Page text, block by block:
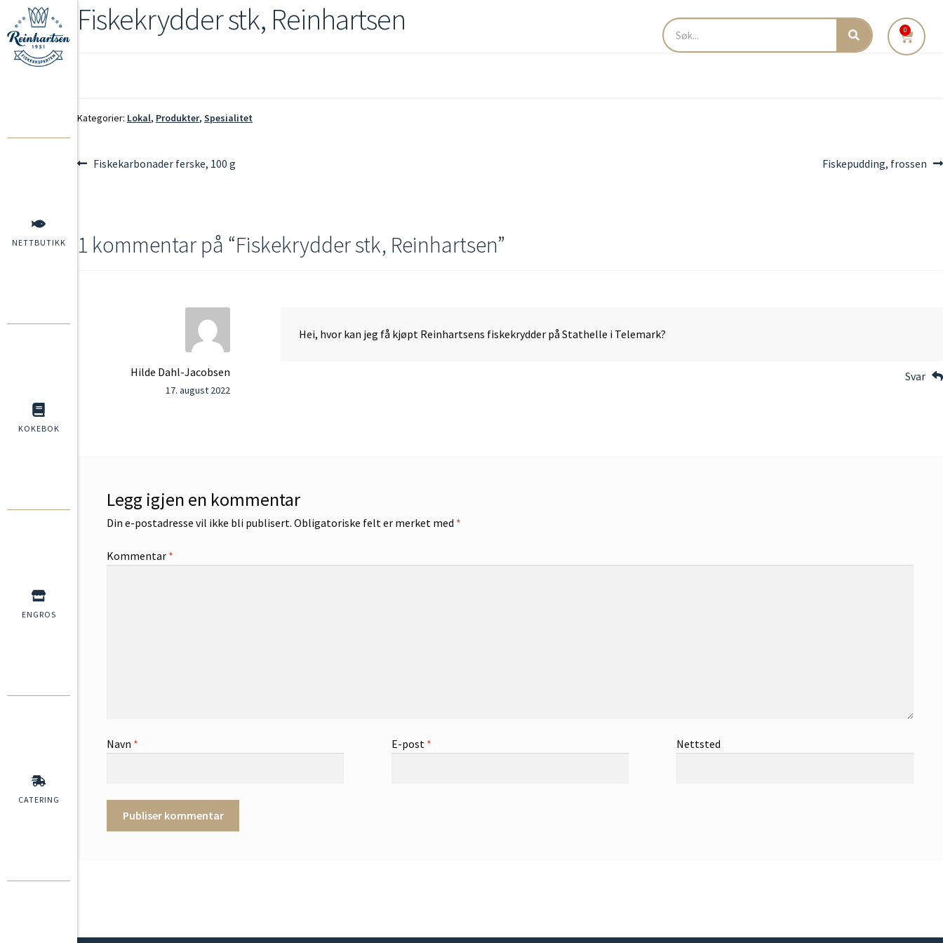
NETTBUTIKK
KOKEBOK
ENGROS
CATERING
0
Fiskekrydder stk, Reinhartsen
Kategorier: Lokal, Produkter, Spesialitet
Fiskekarbonader ferske, 100 g Fiskepudding, frossen
1 kommentar på “Fiskekrydder stk, Reinhartsen”
Hilde Dahl-Jacobsen
17. august 2022
Hei, hvor kan jeg få kjøpt Reinhartsens fiskekrydder på Stathelle i Telemark?
Svar
Legg igjen en kommentar
Din e-postadresse vil ikke bli publisert. Obligatoriske felt er merket med *
Kommentar *
Navn * E-post * Nettsted